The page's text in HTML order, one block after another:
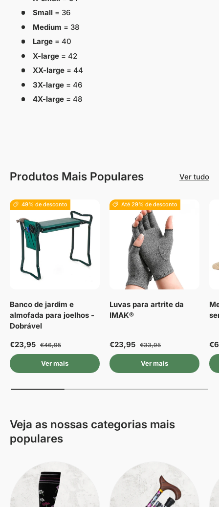
Small= 36
Medium = 38
Large= 40
X-large= 42
XX-large= 44
3X-large= 46
4X-large= 48
Produtos Mais Populares Ver tudo
49% de desconto
Banco de jardim e
almofada para joelhos -
Dobrável
€23,95 €46,95
Ver mais
Até 29% de desconto
Luvas para artrite da
IMAK®
€23,95 €33,95
Ver mais
Veja as nossas categorias mais
populares